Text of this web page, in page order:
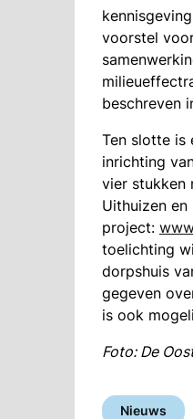
voorstel
beschreven
Ten slotte is
inrichting
vier stukken
Uithuizen
project:
toelichting
dorpshuis
gegeven
is ook
Foto: De
Nieuws